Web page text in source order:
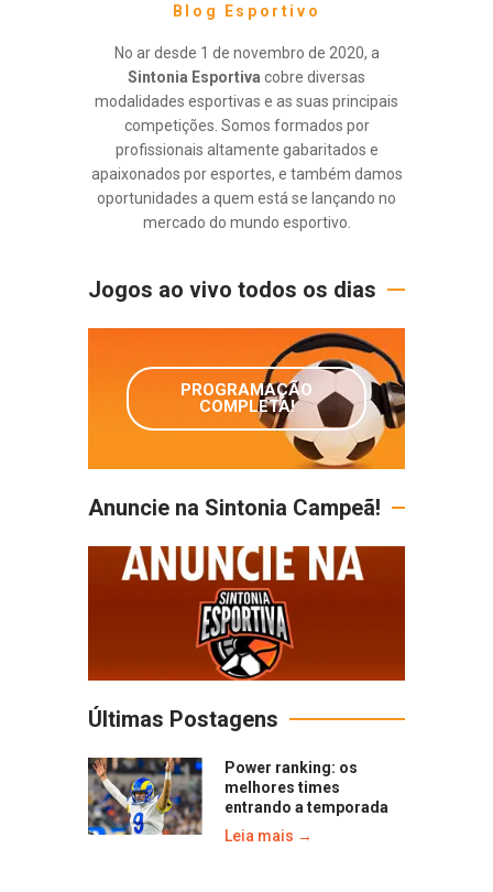
Blog Esportivo
No ar desde 1 de novembro de 2020, a
Sintonia Esportiva cobre diversas
modalidades esportivas e as suas principais
competições. Somos formados por
profissionais altamente gabaritados e
apaixonados por esportes, e também damos
oportunidades a quem está se lançando no
mercado do mundo esportivo.
Jogos ao vivo todos os dias
PROGRAMAÇÃO
COMPLETA!
Anuncie na Sintonia Campeã!
Últimas Postagens
Power ranking: os
melhores times
entrando a temporada
Leia mais →